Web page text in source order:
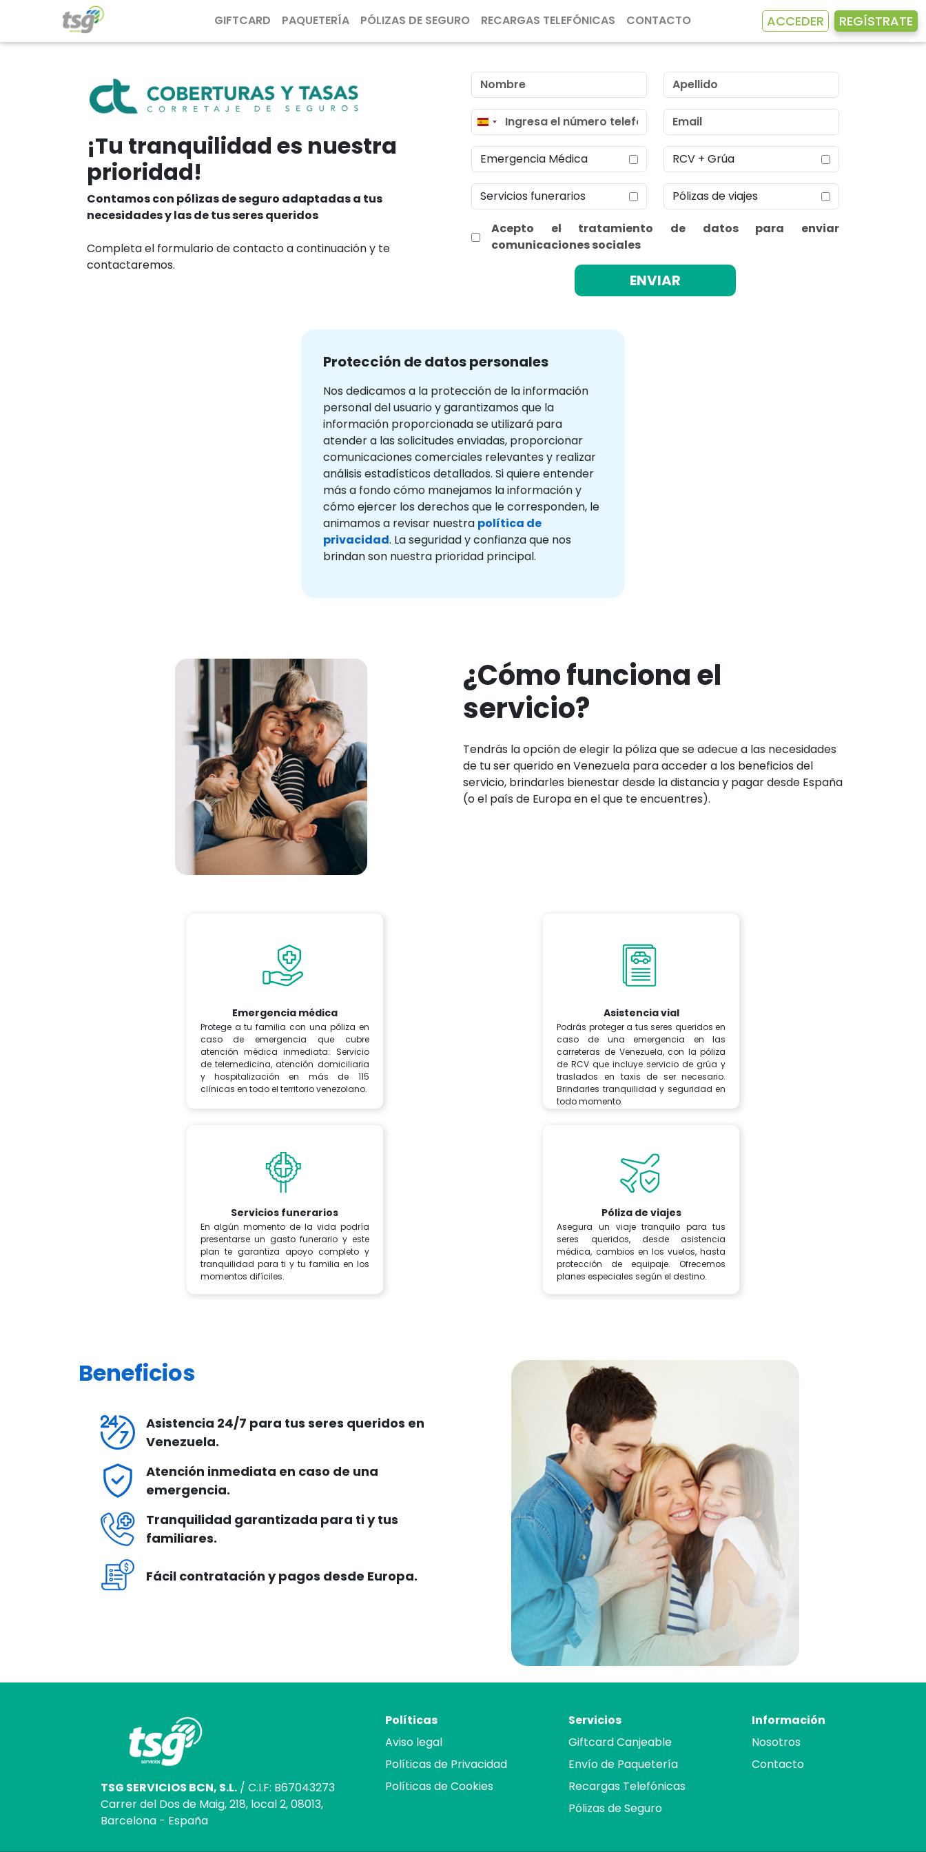
GIFTCARD PAQUETERÍA PÓLIZAS DE SEGURO RECARGAS TELEFÓNICAS CONTACTO ACCEDER REGÍSTRATE
¡Tu tranquilidad es nuestra
prioridad!
Contamos con pólizas de seguro adaptadas a tus
necesidades y las de tus seres queridos
Completa el formulario de contacto a continuación y te
contactaremos.
Spain
+34
Emergencia Médica
RCV + Grúa
Servicios funerarios Pólizas de viajes
Acepto el tratamiento de datos para enviar
comunicaciones sociales
ENVIAR
Protección de datos personales
Nos dedicamos a la protección de la información
personal del usuario y garantizamos que la
información proporcionada se utilizará para
atender a las solicitudes enviadas, proporcionar
comunicaciones comerciales relevantes y realizar
análisis estadísticos detallados. Si quiere entender
más a fondo cómo manejamos la información y
cómo ejercer los derechos que le corresponden, le
animamos a revisar nuestra política de
privacidad. La seguridad y confianza que nos
brindan son nuestra prioridad principal.
¿Cómo funciona el
servicio?
Tendrás la opción de elegir la póliza que se adecue a las necesidades
de tu ser querido en Venezuela para acceder a los beneficios del
servicio, brindarles bienestar desde la distancia y pagar desde España
(o el país de Europa en el que te encuentres).
Emergencia médica
Protege a tu familia con una póliza en
caso de emergencia que cubre
atención médica inmediata: Servicio
de telemedicina, atención domiciliaria
y hospitalización en más de 115
clínicas en todo el territorio venezolano.
Asistencia vial
Podrás proteger a tus seres queridos en
caso de una emergencia en las
carreteras de Venezuela, con la póliza
de RCV que incluye servicio de grúa y
traslados en taxis de ser necesario.
Brindarles tranquilidad y seguridad en
todo momento.
Servicios funerarios
En algún momento de la vida podría
presentarse un gasto funerario y este
plan te garantiza apoyo completo y
tranquilidad para ti y tu familia en los
momentos difíciles.
Póliza de viajes
Asegura un viaje tranquilo para tus
seres queridos, desde asistencia
médica, cambios en los vuelos, hasta
protección de equipaje. Ofrecemos
planes especiales según el destino.
Beneficios
Asistencia 24/7 para tus seres queridos en
Venezuela.
Atención inmediata en caso de una
emergencia.
Tranquilidad garantizada para ti y tus
familiares.
Fácil contratación y pagos desde Europa.
TSG SERVICIOS BCN, S.L. / C.I.F: B67043273
Carrer del Dos de Maig, 218, local 2, 08013,
Barcelona - España
Políticas
Aviso legal
Políticas de Privacidad
Políticas de Cookies
Servicios
Giftcard Canjeable
Envío de Paquetería
Recargas Telefónicas
Pólizas de Seguro
Información
Nosotros
Contacto